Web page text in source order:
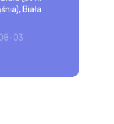
Biała
03
kat....